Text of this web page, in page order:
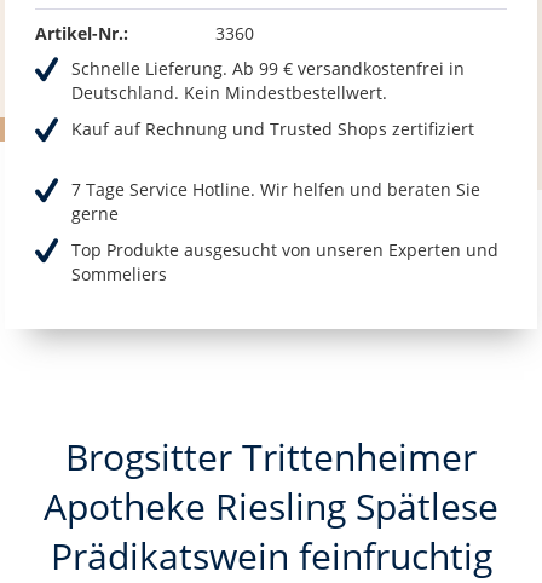
Artikel-Nr.:
3360
Schnelle Lieferung. Ab 99 € versandkostenfrei in
Deutschland. Kein Mindestbestellwert.
Kauf auf Rechnung und Trusted Shops zertifiziert
7 Tage Service Hotline. Wir helfen und beraten Sie
gerne
Top Produkte ausgesucht von unseren Experten und
Sommeliers
Brogsitter Trittenheimer
Apotheke Riesling Spätlese
Prädikatswein feinfruchtig